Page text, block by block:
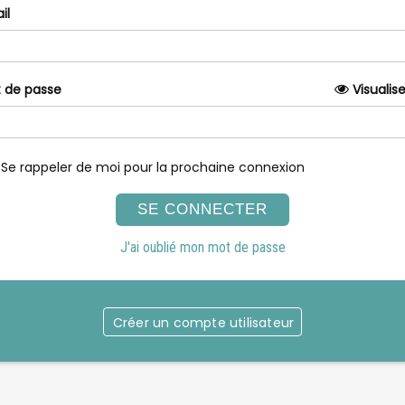
de passe
Se rappeler de moi pour la prochaine connexion
J'ai oublié mon mot de passe
Créer un compte utilisateur